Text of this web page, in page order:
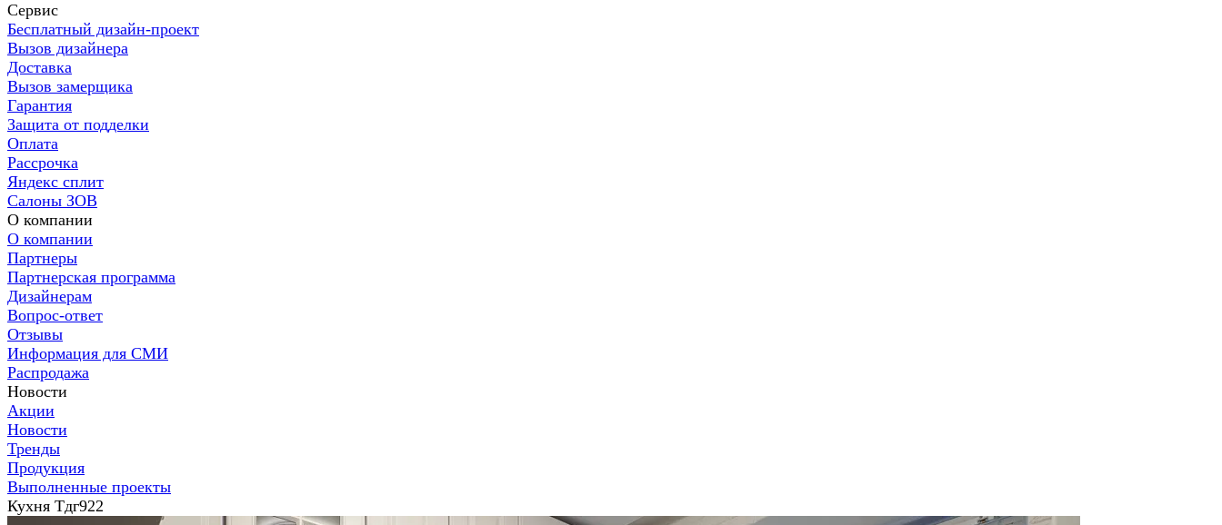
Сервис
Бесплатный дизайн-проект
Вызов дизайнера
Доставка
Вызов замерщика
Гарантия
Защита от подделки
Оплата
Рассрочка
Яндекс сплит
Салоны ЗОВ
О компании
О компании
Партнеры
Партнерская программа
Дизайнерам
Вопрос-ответ
Отзывы
Информация для СМИ
Распродажа
Новости
Акции
Новости
Тренды
Продукция
Выполненные проекты
Кухня Тдг922